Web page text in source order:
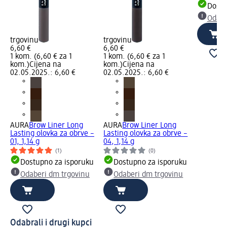
trgovinu
6,60 €
1 kom. (6,60 € za 1
kom.)Cijena na
02.05.2025.: 6,60 €
AURABrow Liner Long
Lasting olovka za obrve –
01, 1,14 g
(1)
Dostupno za isporuku
Odaberi dm trgovinu
trgovinu
6,60 €
1 kom. (6,60 € za 1
kom.)Cijena na
02.05.2025.: 6,60 €
AURABrow Liner Long
Lasting olovka za obrve –
04, 1,14 g
(0)
Dostupno za isporuku
Odaberi dm trgovinu
Odabrali i drugi kupci